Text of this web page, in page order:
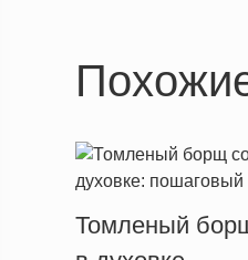
Томленый